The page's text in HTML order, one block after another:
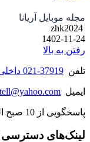
مجله موبایل آریانا
1402-11-24
رفتن به بالا
تلفن 37919-021 داخلی 231 الی 234
ایمیل
پاسخگویی از 10 صبح الی 19
لینک‌های